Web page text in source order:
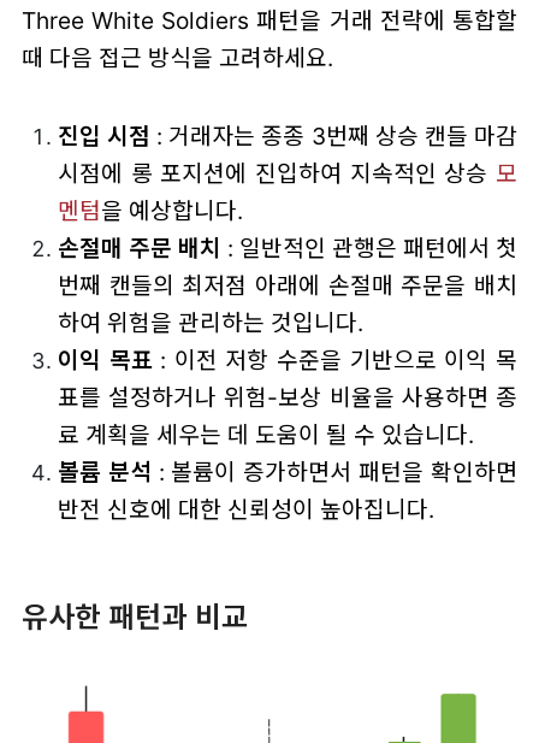
Three White Soldiers 패턴을 거래 전략에 통합할
때 다음 접근 방식을 고려하세요.
진입 시점 : 거래자는 종종 3번째 상승 캔들 마감
시점에 롱 포지션에 진입하여 지속적인 상승 모
멘텀을 예상합니다.
손절매 주문 배치 : 일반적인 관행은 패턴에서 첫
번째 캔들의 최저점 아래에 손절매 주문을 배치
하여 위험을 관리하는 것입니다.
이익 목표: 이전 저항 수준을 기반으로 이익 목
표를 설정하거나 위험-보상 비율을 사용하면 종
료 계획을 세우는 데 도움이 될 수 있습니다.
볼륨 분석 : 볼륨이 증가하면서 패턴을 확인하면
반전 신호에 대한 신뢰성이 높아집니다.
유사한 패턴과 비교